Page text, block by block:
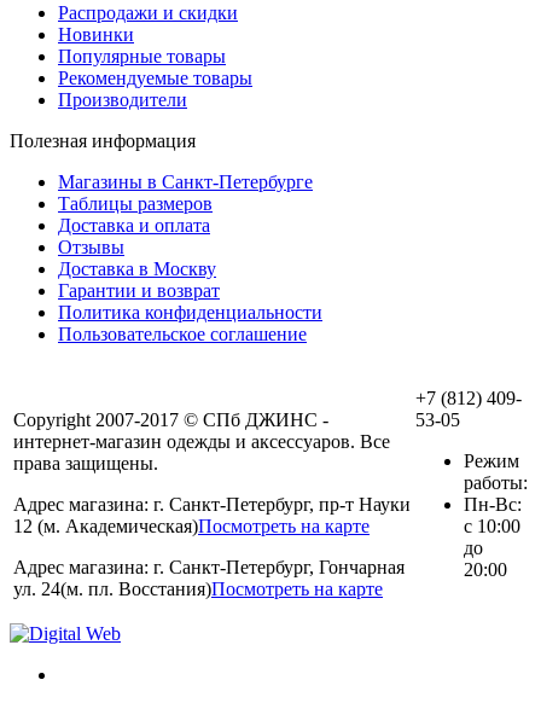
Распродажи и скидки
Новинки
Популярные товары
Рекомендуемые товары
Производители
Полезная информация
Магазины в Санкт-Петербурге
Таблицы размеров
Доставка и оплата
Отзывы
Доставка в Москву
Гарантии и возврат
Политика конфиденциальности
Пользовательское соглашение
Copyright 2007-2017 © СПб ДЖИНС -
интернет-магазин одежды и аксессуаров. Все
права защищены.
Адрес магазина: г. Санкт-Петербург, пр-т Науки
12 (м. Академическая)Посмотреть на карте
Адрес магазина: г. Санкт-Петербург, Гончарная
ул. 24(м. пл. Восстания)Посмотреть на карте
+7 (812) 409-
53-05
Режим
работы:
Пн-Вс:
с 10:00
до
20:00